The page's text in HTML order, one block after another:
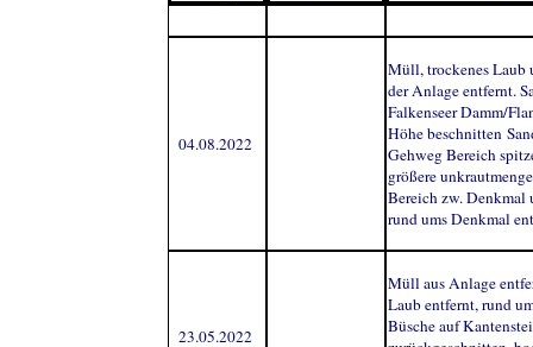
04.08.2022
Müll, trockenes Laub
der Anlage entfernt.
Falkenseer Damm/
Höhe beschnitten
Gehweg Bereich
größere
Bereich zw. Denkmal
rund ums Denkmal
23.05.2022
Müll aus Anlage
Laub entfernt, rund
Büsche auf